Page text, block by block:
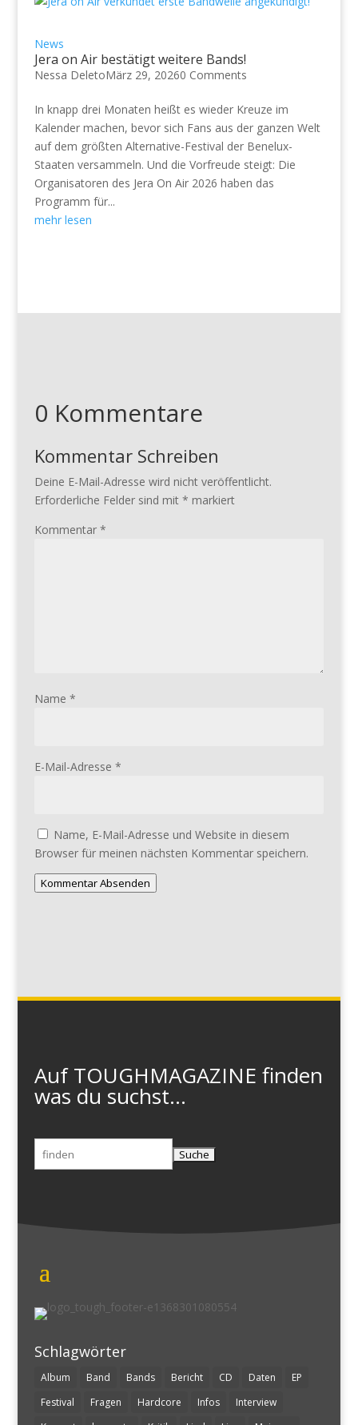
News
Jera on Air bestätigt weitere Bands!
Nessa DeletoMärz 29, 20260 Comments
In knapp drei Monaten heißt es wieder Kreuze im
Kalender machen, bevor sich Fans aus der ganzen Welt
auf dem größten Alternative-Festival der Benelux-
Staaten versammeln. Und die Vorfreude steigt: Die
Organisatoren des Jera On Air 2026 haben das
Programm für...
mehr lesen
0 Kommentare
Kommentar Schreiben
Deine E-Mail-Adresse wird nicht veröffentlicht.
Erforderliche Felder sind mit * markiert
Kommentar *
Name *
E-Mail-Adresse *
Name, E-Mail-Adresse und Website in diesem
Browser für meinen nächsten Kommentar speichern.
Kommentar Absenden
Auf TOUGHMAGAZINE finden
was du suchst...
Suchen
nach:
Schlagwörter
Album Band Bands Bericht CD Daten
EP
Festival
Fragen Hardcore Infos
Interview